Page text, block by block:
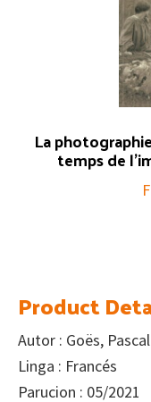
La
temps de
Product
Autor : Goës, Pascal
Linga : Francés
Parucion : 05/2021